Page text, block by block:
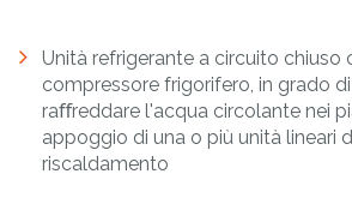
Unità refrigerante a circuito chiuso
compressore frigorifero, in grado di
raﬀreddare l'acqua circolante nei
appoggio di una o più unità lineari
riscaldamento